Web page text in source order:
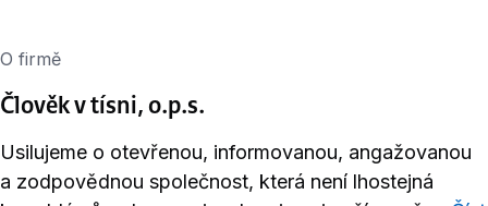
O firmě
Člověk v tísni, o.p.s.
Usilujeme o otevřenou, informovanou, angažovanou
a zodpovědnou společnost, která není lhostejná